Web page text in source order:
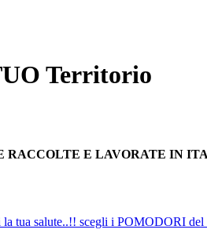
Territorio
RACCOLTE E LAVORATE IN
tua salute..!! scegli i POMODORI del